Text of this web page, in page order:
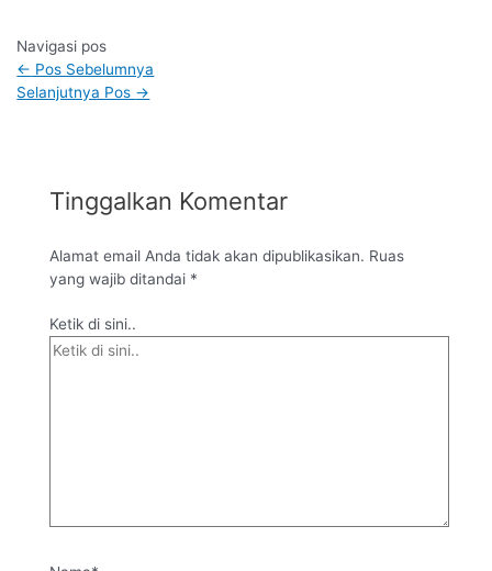
Navigasi pos
← Pos Sebelumnya
Selanjutnya Pos →
Tinggalkan Komentar
Alamat email Anda tidak akan dipublikasikan. Ruas
yang wajib ditandai *
Ketik di sini..